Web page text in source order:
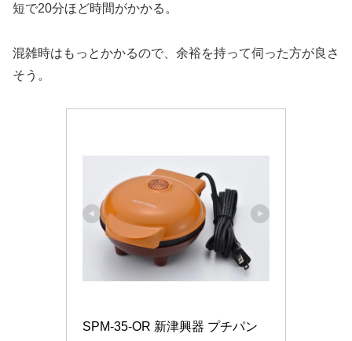
短で20分ほど時間がかかる。
混雑時はもっとかかるので、余裕を持って伺った方が良さ
そう。
SPM-35-OR 新津興器 プチパン